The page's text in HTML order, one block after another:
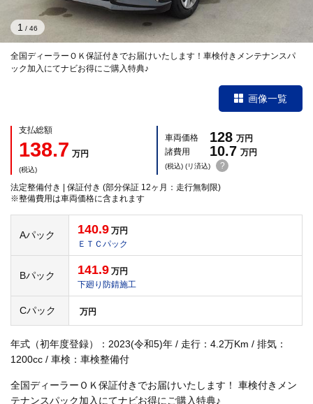
全国ディーラーＯＫ保証付きでお届けいたします！車検付きメンテナンスパ
ック加入にてナビお得にご購入特典♪
1 / 46
画像一覧
支払総額
138.7 万円
(税込)
車両価格 128 万円
諸費用
10.7 万円
(税込) (リ済込) ?
法定整備付き | 保証付き (部分保証 12ヶ月：走行無制限)
※整備費用は車両価格に含まれます
Aパック 140.9 万円
ＥＴＣパック
Bパック 141.9 万円
下廻り防錆施工
Cパック 万円
年式（初年度登録）：2023(令和5)年 / 走行：4.2万Km / 排気：
1200cc / 車検：車検整備付
全国ディーラーＯＫ保証付きでお届けいたします！ 車検付きメン
テナンスパック加入にてナビお得にご購入特典♪